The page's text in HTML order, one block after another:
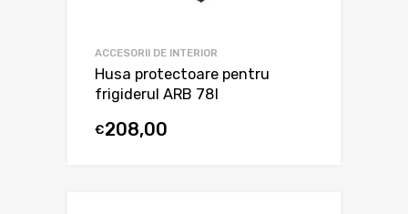
ACCESORII DE INTERIOR
Husa protectoare pentru
frigiderul ARB 78l
€208,00